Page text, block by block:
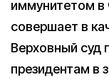
иммунитетом в
совершает в
Верховный суд
президентам в